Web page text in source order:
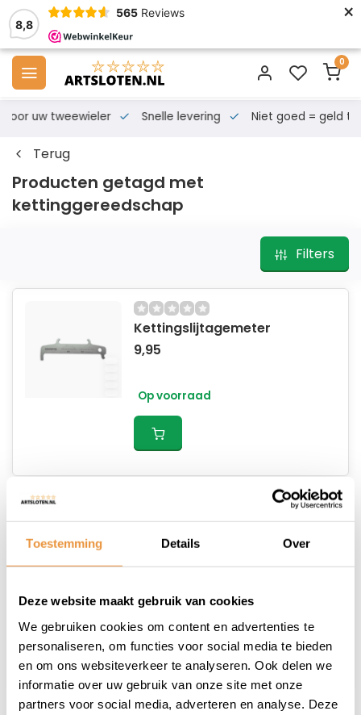
Toestemming Details Over
Deze website maakt gebruik van cookies
We gebruiken cookies om content en advertenties te
personaliseren, om functies voor social media te bieden
en om ons websiteverkeer te analyseren. Ook delen we
informatie over uw gebruik van onze site met onze
partners voor social media, adverteren en analyse. Deze
8,8
565 Reviews ×
0
voor uw tweewieler Snelle levering Niet goed = geld
Terug
Producten getagd met
kettinggereedschap
Filters
Kettingslijtagemeter
9,95
Op voorraad
Verbindingsschakel tang
15,16
Op voorraad